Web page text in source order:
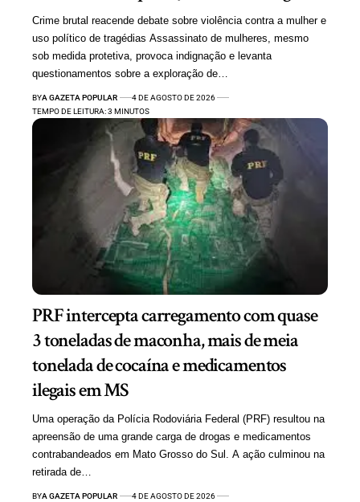
Crime brutal reacende debate sobre violência contra a mulher e
uso político de tragédias Assassinato de mulheres, mesmo
sob medida protetiva, provoca indignação e levanta
questionamentos sobre a exploração de…
BYA GAZETA POPULAR
4 DE AGOSTO DE 2026
TEMPO DE LEITURA: 3 MINUTOS
PRF intercepta carregamento com quase
3 toneladas de maconha, mais de meia
tonelada de cocaína e medicamentos
ilegais em MS
Uma operação da Polícia Rodoviária Federal (PRF) resultou na
apreensão de uma grande carga de drogas e medicamentos
contrabandeados em Mato Grosso do Sul. A ação culminou na
retirada de…
BYA GAZETA POPULAR
4 DE AGOSTO DE 2026